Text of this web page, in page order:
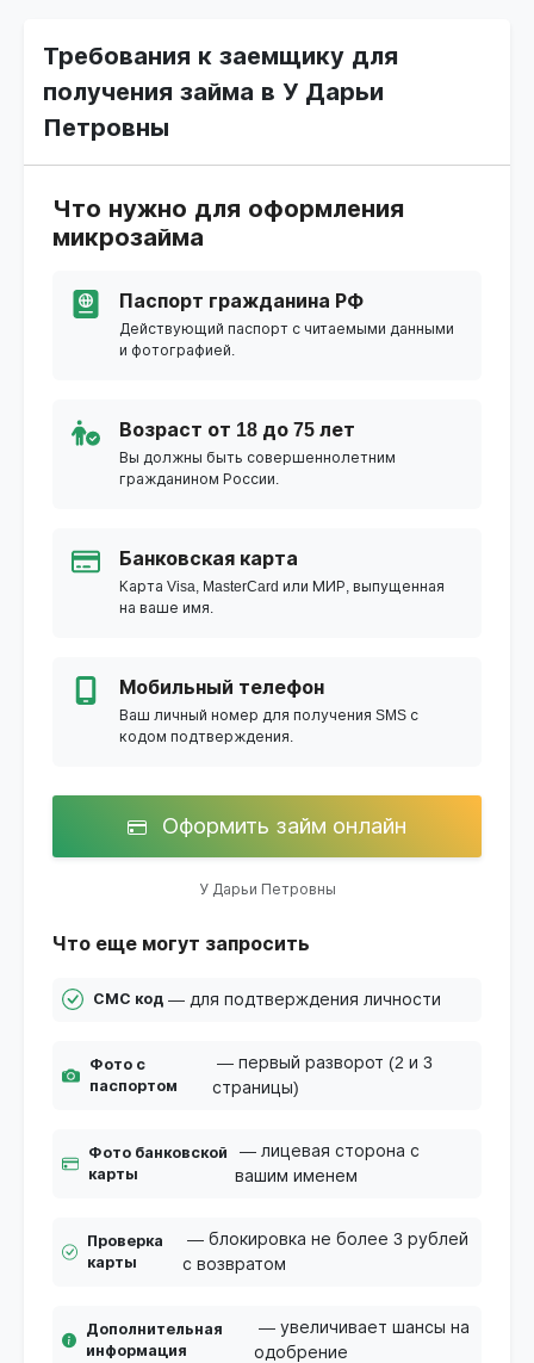
Требования к заемщику для
получения займа в У Дарьи
Петровны
Что нужно для оформления
микрозайма
Паспорт гражданина РФ
Действующий паспорт с читаемыми данными
и фотографией.
Возраст от 18 до 75 лет
Вы должны быть совершеннолетним
гражданином России.
Банковская карта
Карта Visa, MasterCard или МИР, выпущенная
на ваше имя.
Мобильный телефон
Ваш личный номер для получения SMS с
кодом подтверждения.
Оформить займ онлайн
У Дарьи Петровны
Что еще могут запросить
СМС код — для подтверждения личности
Фото с
паспортом
— первый разворот (2 и 3
страницы)
Фото банковской
карты
— лицевая сторона с
вашим именем
Проверка
карты
— блокировка не более 3 рублей
с возвратом
Дополнительная
информация
— увеличивает шансы на
одобрение